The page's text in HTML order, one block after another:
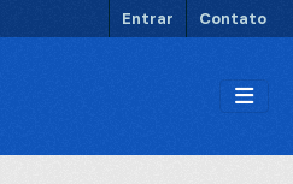
Entrar Contato